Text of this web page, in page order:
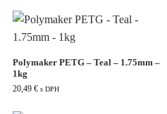
Polymaker PETG – Teal – 1.75mm –
1kg
20,49 € s DPH